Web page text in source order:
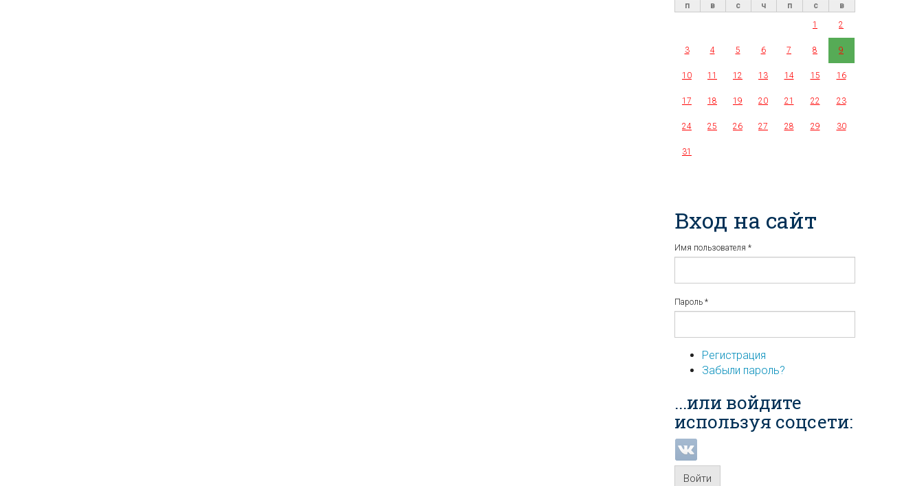
п в с ч п с
в
1
2
3 4 5 6 7 8 9
10 11 12 13 14 15 16
17 18 19 20 21 22 23
24 25 26 27 28 29 30
31
Вход на сайт
Имя пользователя *
Пароль *
Регистрация
Забыли пароль?
...или войдите
используя соцсети:
Войти